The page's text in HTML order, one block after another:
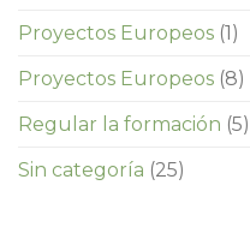
Proyectos Europeos (1)
Proyectos Europeos (8)
Regular la formación (5)
Sin categoría (25)